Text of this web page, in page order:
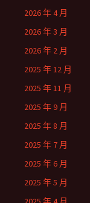
2026 年 4 月
2026 年 3 月
2026 年 2 月
2025 年 12 月
2025 年 11 月
2025 年 9 月
2025 年 8 月
2025 年 7 月
2025 年 6 月
2025 年 5 月